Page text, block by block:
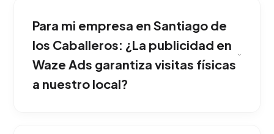
Para mi empresa en Santiago de
los Caballeros: ¿La publicidad en
Waze Ads garantiza visitas físicas
a nuestro local?